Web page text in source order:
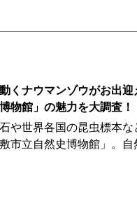
くナウマンゾウがお出
物館」の魅力を大調査！
や世界各国の昆虫標本
市立自然史博物館」。